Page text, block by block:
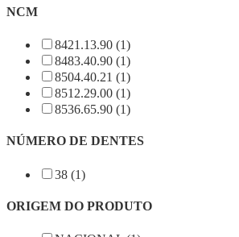
NCM
8421.13.90 (1)
8483.40.90 (1)
8504.40.21 (1)
8512.29.00 (1)
8536.65.90 (1)
NÚMERO DE DENTES
38 (1)
ORIGEM DO PRODUTO